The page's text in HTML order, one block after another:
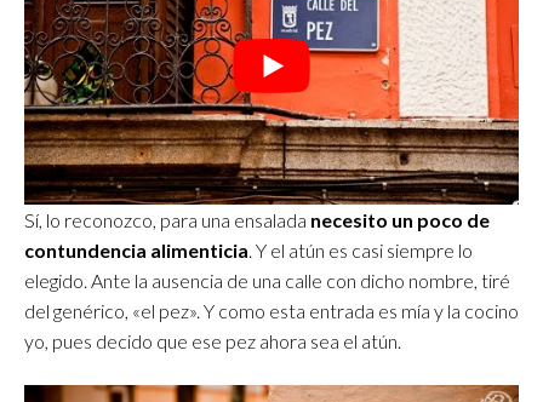
Sí, lo reconozco, para una ensalada necesito un poco de
contundencia alimenticia. Y el atún es casi siempre lo
elegido. Ante la ausencia de una calle con dicho nombre, tiré
del genérico, «el pez». Y como esta entrada es mía y la cocino
yo, pues decido que ese pez ahora sea el atún.